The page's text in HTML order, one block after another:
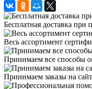
Бесплатная доставка при
Весь ассортимент
Принимаем все способы
Принимаем заказы на